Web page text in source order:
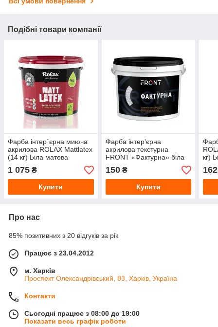
Подібні товари компанії
Фарба інтер`єрна миюча
акрилова ROLAX Mattlatex
(14 кг) Біла матова
1 075 ₴
Купити
Фарба інтер'єрна
акрилова текстурна
FRONT «Фактурна» біла
матова (1.5 кг)
150₴
Купити
кг)
162
Про нас
85% позитивних з 20 відгуків за рік
Працює з 23.04.2012
м. Харків
Проспект Олександрівський, 83, Харків, Україна
Контакти
Сьогодні працює з 08:00 до 19:00
Показати весь графік роботи